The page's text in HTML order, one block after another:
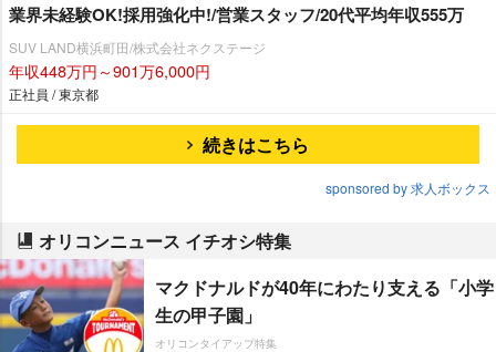
業界未経験OK!採用強化中!/営業スタッフ/20代平均年収555万
SUV LAND横浜町田/株式会社ネクステージ
年収448万円～901万6,000円
正社員 / 東京都
続きはこちら
sponsored by 求人ボックス
オリコンニュース イチオシ特集
マクドナルドが40年にわたり支える「小学
生の甲子園」
オリコンタイアップ特集